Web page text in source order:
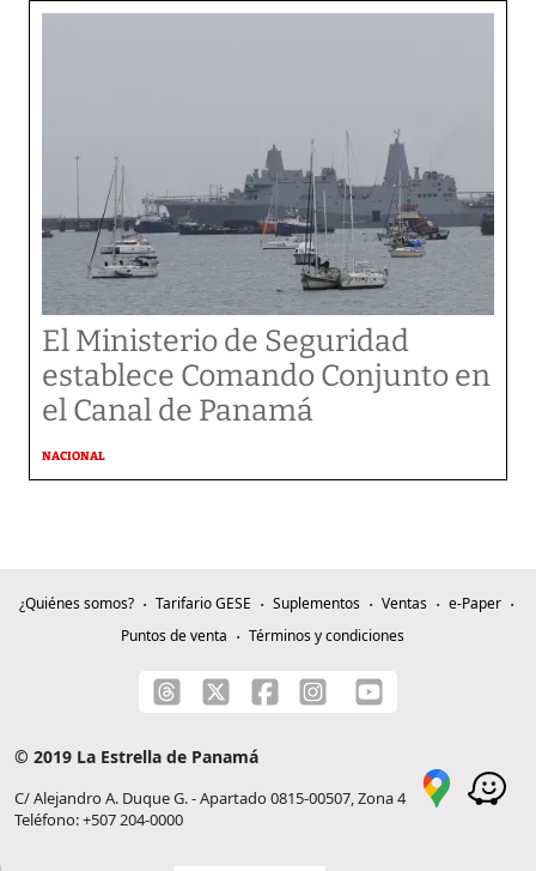
El Ministerio de Seguridad
establece Comando Conjunto en
el Canal de Panamá
NACIONAL
¿Quiénes somos? Tarifario GESE Suplementos Ventas
e-Paper
Puntos de venta
Términos y condiciones
© 2019 La Estrella de Panamá
C/ Alejandro A. Duque G. - Apartado 0815-00507, Zona 4
Teléfono: +507 204-0000